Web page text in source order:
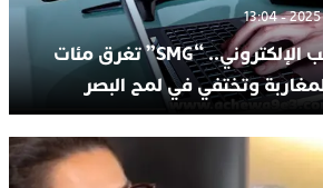
تسونامي النصب الإلكتروني.. “SMG” تغرق مئات
وتختفي في لمح البصر